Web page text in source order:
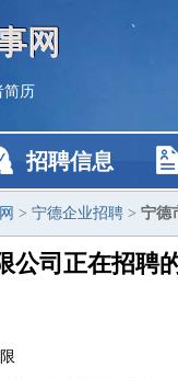
网
简历
招聘信息
> 宁德企业招聘 > 宁德
公司正在招聘